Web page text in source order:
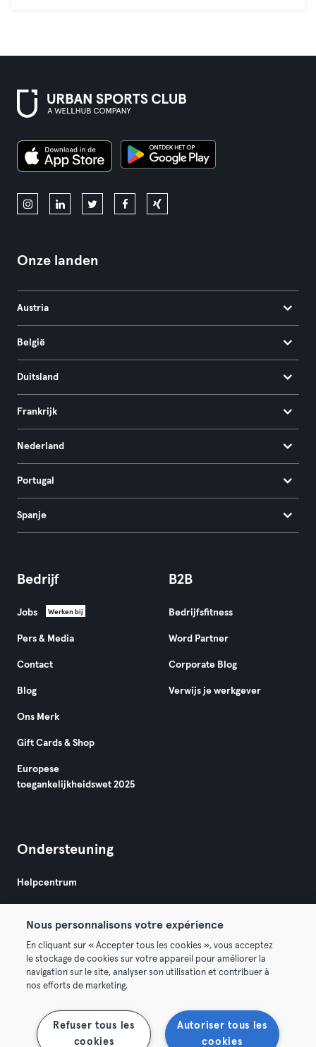
Onze landen
Austria
België
Duitsland
Frankrijk
Nederland
Portugal
Spanje
Bedrijf
Jobs Werken bij
Pers & Media
Contact
Blog
Ons Merk
Gift Cards & Shop
Europese
toegankelijkheidswet 2025
B2B
Bedrijfsfitness
Word Partner
Corporate Blog
Verwijs je werkgever
Ondersteuning
Helpcentrum
Algemene Voorwaarden
Membership opzeggen Trek hier je contract terug
Nous personnalisons votre expérience
En cliquant sur « Accepter tous les cookies », vous acceptez
le stockage de cookies sur votre appareil pour améliorer la
navigation sur le site, analyser son utilisation et contribuer à
nos efforts de marketing.
Autoriser tous les
cookies
Refuser tous les
cookies